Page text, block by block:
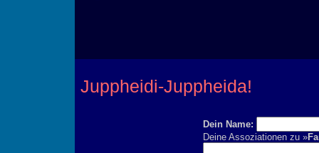
Juppheidi-Juppheida!
Dein Name:
Deine Assoziationen zu »